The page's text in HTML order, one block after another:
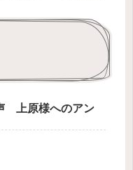
上原様へのアン